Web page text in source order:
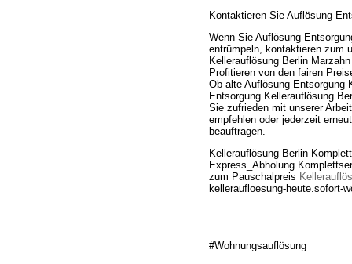
Kontaktieren Sie Auflösung
Wenn Sie Auflösung
entrümpeln, kontaktieren zum
Kellerauflösung Berlin
Profitieren von den fairen
Ob alte Auflösung Entsorgung
Entsorgung Kellerauflösung
Sie zufrieden mit unserer
empfehlen oder jederzeit
beauftragen.
Kellerauflösung Berlin
Express_Abholung
zum Pauschalpreis
kelleraufloesung-heute.sofort-
#Wohnungsauflösung